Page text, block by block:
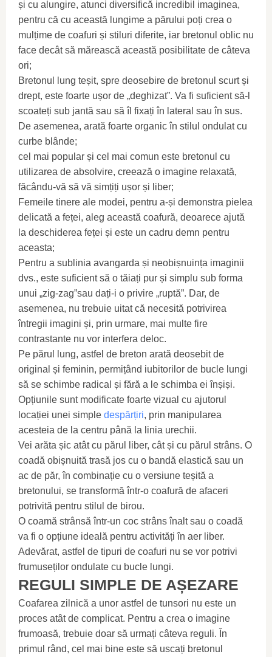
și cu alungire, atunci diversifică incredibil imaginea,
pentru că cu această lungime a părului poți crea o
mulțime de coafuri și stiluri diferite, iar bretonul oblic nu
face decât să mărească această posibilitate de câteva
ori;
Bretonul lung teșit, spre deosebire de bretonul scurt și
drept, este foarte ușor de „deghizat”. Va fi suficient să-l
scoateți sub jantă sau să îl fixați în lateral sau în sus.
De asemenea, arată foarte organic în stilul ondulat cu
curbe blânde;
cel mai popular și cel mai comun este bretonul cu
utilizarea de absolvire, creează o imagine relaxată,
făcându-vă să vă simțiți ușor și liber;
Femeile tinere ale modei, pentru a-și demonstra pielea
delicată a feței, aleg această coafură, deoarece ajută
la deschiderea feței și este un cadru demn pentru
aceasta;
Pentru a sublinia avangarda și neobișnuința imaginii
dvs., este suficient să o tăiați pur și simplu sub forma
unui „zig-zag”sau dați-i o privire „ruptă”. Dar, de
asemenea, nu trebuie uitat că necesită potrivirea
întregii imagini și, prin urmare, mai multe fire
contrastante nu vor interfera deloc.
Pe părul lung, astfel de breton arată deosebit de
original și feminin, permițând iubitorilor de bucle lungi
să se schimbe radical și fără a le schimba ei înșiși.
Opțiunile sunt modificate foarte vizual cu ajutorul
locației unei simple despărțiri, prin manipularea
acesteia de la centru până la linia urechii.
Vei arăta șic atât cu părul liber, cât și cu părul strâns. O
coadă obișnuită trasă jos cu o bandă elastică sau un
ac de păr, în combinație cu o versiune teșită a
bretonului, se transformă într-o coafură de afaceri
potrivită pentru stilul de birou.
O coamă strânsă într-un coc strâns înalt sau o coadă
va fi o opțiune ideală pentru activități în aer liber.
Adevărat, astfel de tipuri de coafuri nu se vor potrivi
frumuseților ondulate cu bucle lungi.
REGULI SIMPLE DE AȘEZARE
Coafarea zilnică a unor astfel de tunsori nu este un
proces atât de complicat. Pentru a crea o imagine
frumoasă, trebuie doar să urmați câteva reguli. În
primul rând, cel mai bine este să uscați bretonul